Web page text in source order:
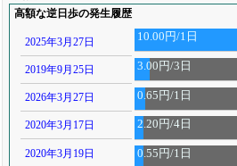
高額な逆日歩の発生履歴
2025年3月27日 10.00円/1日
2019年9月25日 3.00円/3日
2026年3月27日 0.65円/1日
2020年3月17日 2.20円/4日
2020年3月19日 0.55円/1日